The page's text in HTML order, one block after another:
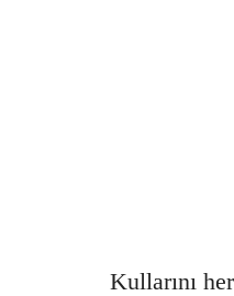
Kullarını